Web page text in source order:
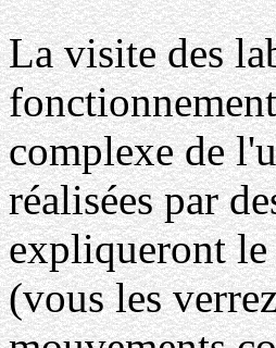
La visite des
complexe de
réalisées par
expliqueront le
(vous les